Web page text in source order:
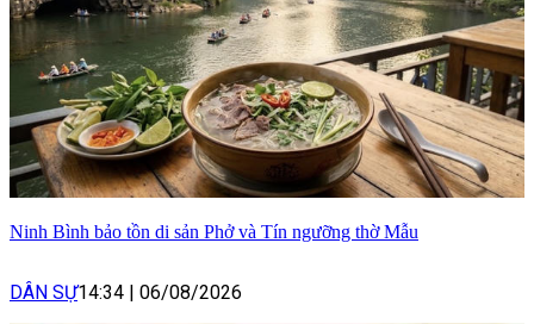
Ninh Bình bảo tồn di sản Phở và Tín ngưỡng thờ Mẫu
DÂN SỰ14:34 06/08/2026